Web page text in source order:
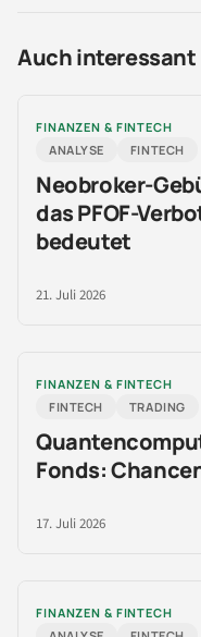
Auch interessant
FINANZEN & FINTECH
ANALYSE
FINTECH
Neobroker-
das PFOF-
bedeutet
21. Juli 2026
FINANZEN & FINTECH
FINTECH
TRADING
Fonds:
17. Juli 2026
FINANZEN & FINTECH